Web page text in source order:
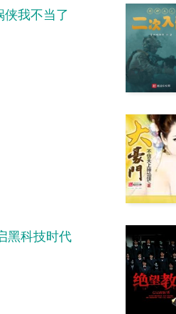
侠我不当了
黑科技时代